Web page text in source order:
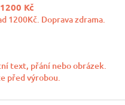
Kč
1200Kč. Doprava zdrama.
text, přání nebo obrázek.
před výrobou.